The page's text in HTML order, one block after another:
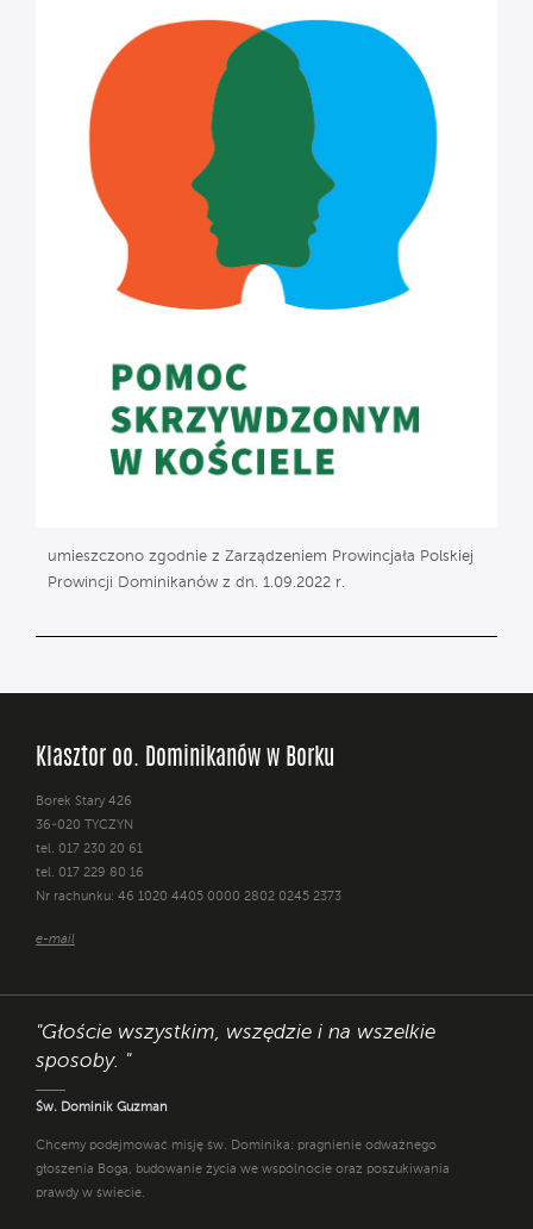
umieszczono zgodnie z Zarządzeniem Prowincjała Polskiej
Prowincji Dominikanów z dn. 1.09.2022 r.
Klasztor oo. Dominikanów w Borku
Borek Stary 426
36-020 TYCZYN
tel. 017 230 20 61
tel. 017 229 80 16
Nr rachunku: 46 1020 4405 0000 2802 0245 2373
e-mail
"Głoście wszystkim, wszędzie i na wszelkie
sposoby. "
Św. Dominik Guzman
Chcemy podejmować misję św. Dominika: pragnienie odważnego
głoszenia Boga, budowanie życia we wspólnocie oraz poszukiwania
prawdy w świecie.